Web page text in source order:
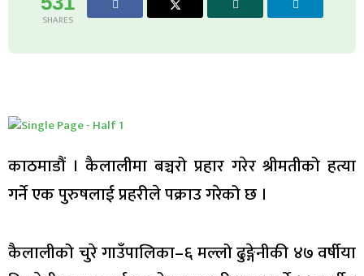
SHARES
काठमाडौं । कैलालीमा बञ्चरो प्रहार गरेर श्रीमतीको हत्या
गर्ने एक पुरुषलाई प्रहरीले पक्राउ गरेको छ ।
कैलालीको चुरे गाउँपालिका–६ मल्लो ढुङ्गेनीकी ४७ वर्षीया